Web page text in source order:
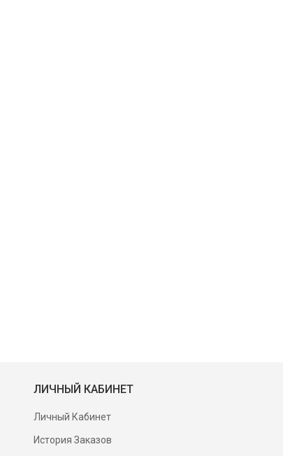
ЛИЧНЫЙ КАБИНЕТ
Личный Кабинет
История Заказов